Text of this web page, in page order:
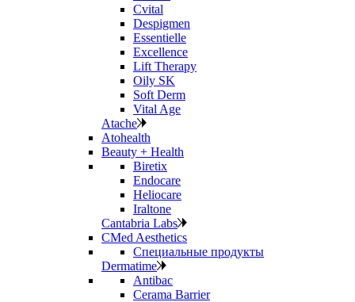
Cvital
Despigmen
Essentielle
Excellence
Lift Therapy
Oily SK
Soft Derm
Vital Age
Atache
Atohealth
Beauty + Health
Biretix
Endocare
Heliocare
Iraltone
Cantabria Labs
CMed Aesthetics
Специальные продукты
Dermatime
Antibac
Cerama Barrier